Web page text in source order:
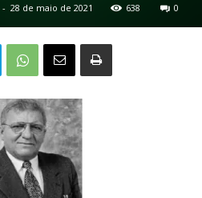
- 28 de maio de 2021 638 0